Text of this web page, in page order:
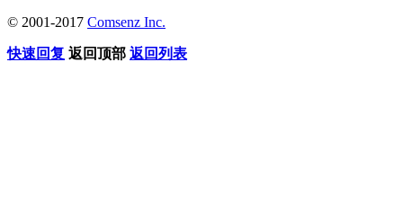
© 2001-2017 Comsenz Inc.
快速回复 返回顶部 返回列表